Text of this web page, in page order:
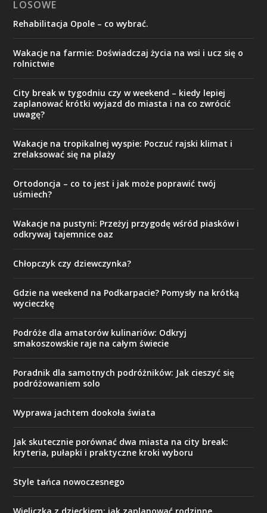
LOSOWE
Rehabilitacja Opole – co wybrać.
Wakacje na farmie: Doświadczaj życia na wsi i ucz się o
rolnictwie
City break w tygodniu czy w weekend – kiedy lepiej
zaplanować krótki wyjazd do miasta i na co zwrócić
uwagę?
Wakacje na tropikalnej wyspie: Poczuć rajski klimat i
zrelaksować się na plaży
Ortodoncja – co to jest i jak może poprawić twój
uśmiech?
Wakacje na pustyni: Przeżyj przygodę wśród piasków i
odkrywaj tajemnice oaz
Chłopczyk czy dziewczynka?
Gdzie na weekend na Podkarpacie? Pomysły na krótką
wycieczkę
Podróże dla amatorów kulinariów: Odkryj
smakoszowskie raje na całym świecie
Poradnik dla samotnych podróżników: Jak cieszyć się
podróżowaniem solo
Wyprawa jachtem dookoła świata
Jak skutecznie porównać dwa miasta na city break:
kryteria, pułapki i praktyczne kroki wyboru
Style tańca nowoczesnego